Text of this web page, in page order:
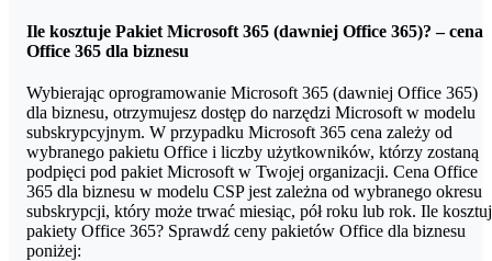
Ile kosztuje Pakiet Microsoft 365 (dawniej Office 365)? – cena
Office 365 dla biznesu
Wybierając oprogramowanie Microsoft 365 (dawniej Office 365)
dla biznesu, otrzymujesz dostęp do narzędzi Microsoft w modelu
subskrypcyjnym. W przypadku Microsoft 365 cena zależy od
wybranego pakietu Office i liczby użytkowników, którzy zostaną
podpięci pod pakiet Microsoft w Twojej organizacji. Cena Office
365 dla biznesu w modelu CSP jest zależna od wybranego okresu
subskrypcji, który może trwać miesiąc, pół roku lub rok. Ile
pakiety Office 365? Sprawdź ceny pakietów Office dla biznesu
poniżej: